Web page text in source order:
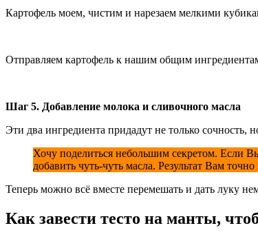
Картофель моем, чистим и нарезаем мелкими
Отправляем картофель к нашим общим
Шаг 5. Добавление молока и сливочного масла
Эти два ингредиента придадут не только сочность,
Хочу поделиться небольшим секретом. Если
добавить чуть-чуть масла. Результат Вам
Теперь можно всё вместе перемешать и дать луку
Как завести тесто на манты,